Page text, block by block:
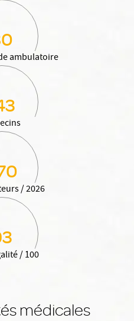
ambulatoire
/ 2026
/ 100
médicales